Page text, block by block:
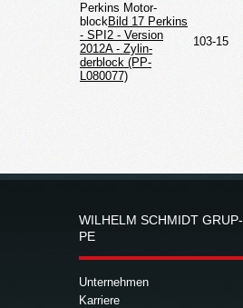
Per­kins Mo­tor­
blockBild 17 Per­kins
- SPI2 - Ver­si­on
2012A - Zy­lin­
derblock (PP­
L080077)
103-15
WIL­HELM SCHMIDT GRUP­
PE
Un­ter­neh­men
Kar­rie­re